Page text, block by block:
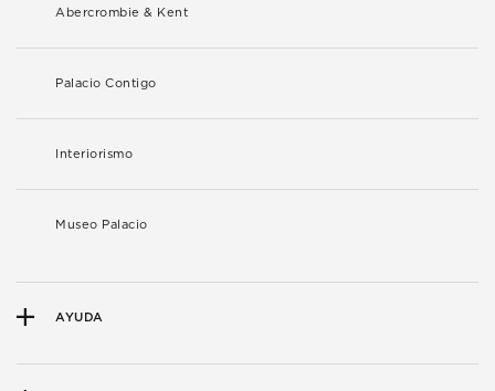
Abercrombie & Kent
Palacio Contigo
Interiorismo
Museo Palacio
AYUDA